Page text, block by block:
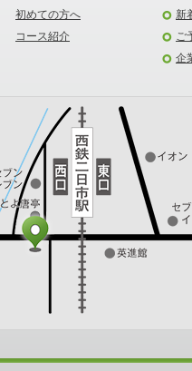
初めての方へ
コース紹介
新
ご
企